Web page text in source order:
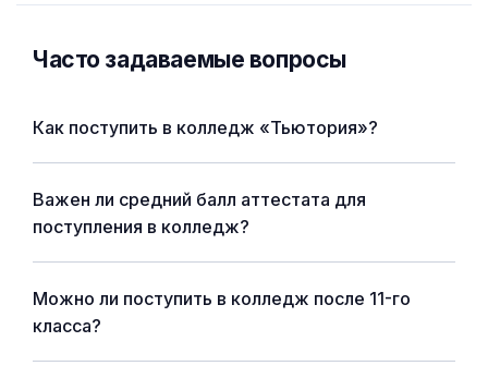
Часто задаваемые вопросы
Как поступить в колледж «Тьютория»?
Важен ли средний балл аттестата для
поступления в колледж?
Можно ли поступить в колледж после 11-го
класса?